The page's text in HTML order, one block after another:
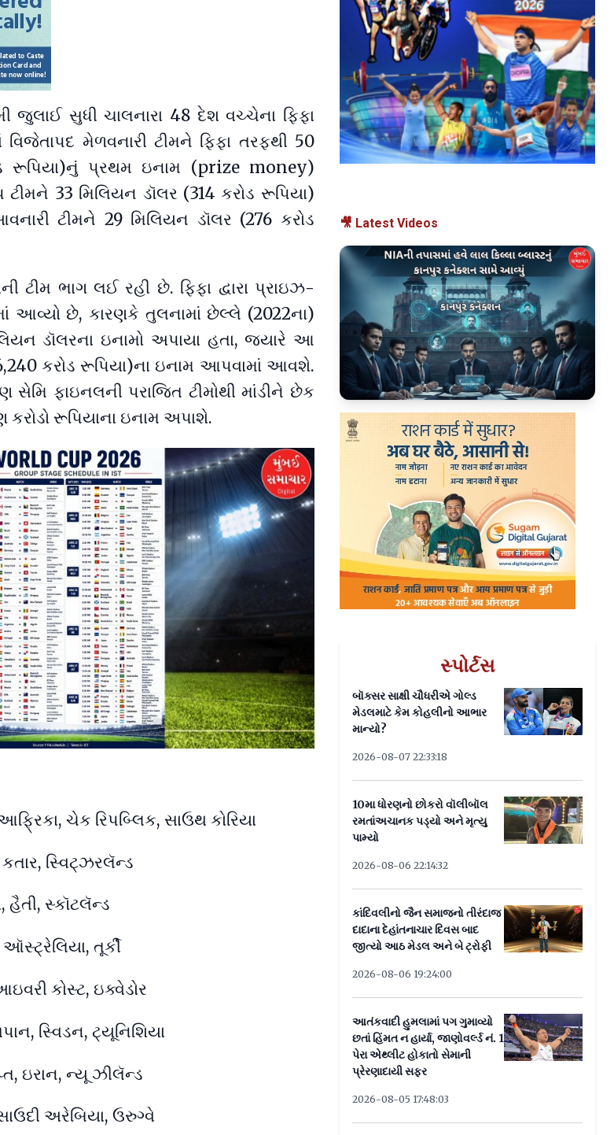
જુલાઈ સુધી ચાલનારા 48 દેશ વચ્ચેના ફિફા
મેળવનારી ટીમને ફિફા તરફથી 50
રૂપિયા)નું પ્રથમ ઇનામ (prize money)
33 મિલિયન ડૉલર (314 કરોડ રૂપિયા)
ટીમને 29 મિલિયન ડૉલર (276 કરોડ
ભાગ લઈ રહી છે. ફિફા દ્વારા પ્રાઇઝ-
આવ્યો છે, કારણકે તુલનામાં છેલ્લે (2022ના)
ડૉલરના ઇનામો અપાયા હતા, જ્યારે આ
કરોડ રૂપિયા)ના ઇનામ આપવામાં આવશે.
ફાઇનલની પરાજિત ટીમોથી માંડીને છેક
રૂપિયાના ઇનામ અપાશે.
ચેક રિપબ્લિક, સાઉથ કોરિયા
સ્વિટ્ઝરલૅન્ડ
હૈતી, સ્કૉટલૅન્ડ
તૂર્કી
કોસ્ટ, ઇક્વેડોર
સ્વિડન, ટ્યૂનિશિયા
ઇરાન, ન્યૂ ઝીલૅન્ડ
અરેબિયા, ઉરુગ્વે
🎥 Latest Videos
▶
સ્પોર્ટસ
બૉક્સર સાક્ષી ચૌધરીએ ગોલ્ડ
મેડલમાટે કેમ કોહલીનો આભાર
માન્યો?
2026-08-07 22:33:18
10મા ધોરણનો છોકરો વૉલીબૉલ
રમતાંઅચાનક પડ્યો અને મૃત્યુ
પામ્યો
2026-08-06 22:14:32
કાંદિવલીનો જૈન સમાજનો તીરંદાજ
દાદાના દેહાંતનાચાર દિવસ બાદ
જીત્યો આઠ મેડલ અને બે ટ્રોફી
2026-08-06 19:24:00
આતંકવાદી હુમલામાં પગ ગુમાવ્યો
છતાં હિંમત ન હાર્યા, જાણોવર્લ્ડ નં. 1
પેરા એથ્લીટ હોકાતો સેમાની
પ્રેરણાદાયી સફર
2026-08-05 17:48:03